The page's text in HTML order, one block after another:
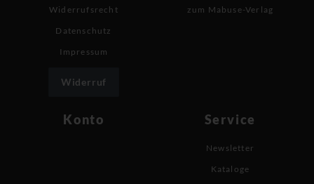
Widerrufsrecht
Datenschutz
Impressum
Widerruf
zum Mabuse-Verlag
Konto Service
Newsletter
Kataloge